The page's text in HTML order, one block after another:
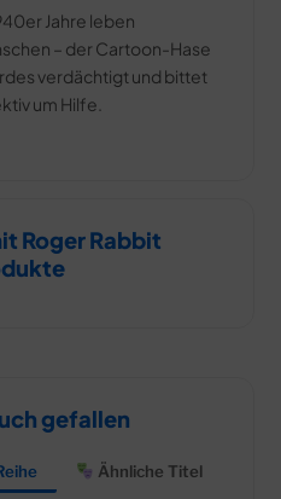
Jahre leben
– der Cartoon-Hase
verdächtigt und bittet
um Hilfe.
Roger Rabbit
gefallen
Ähnliche Titel